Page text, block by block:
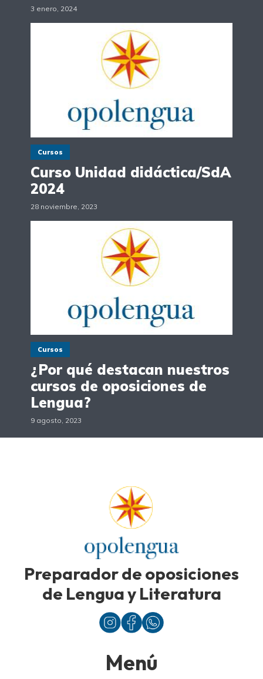
3 enero, 2024
Cursos
Curso Unidad didáctica/SdA
2024
28 noviembre, 2023
Cursos
¿Por qué destacan nuestros
cursos de oposiciones de
Lengua?
9 agosto, 2023
Preparador de oposiciones
de Lengua y Literatura
Menú